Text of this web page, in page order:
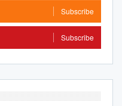
Subscribe
Subscribe